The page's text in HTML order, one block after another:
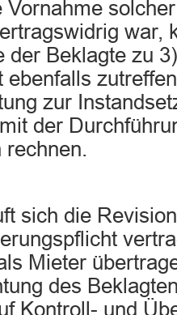
Vornahme
war,
der Beklagte zu
ebenfalls
zur
der
sich die
Mieter
des
Kontroll- und